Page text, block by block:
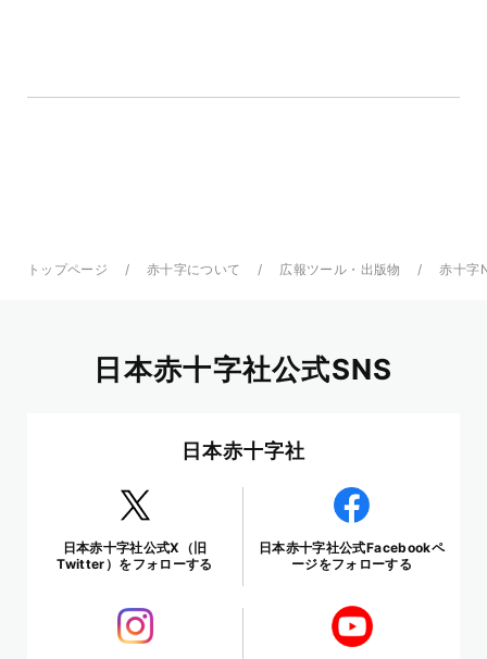
トップページ 赤十字について 広報ツール・出版物 赤十字
日本赤十字社公式SNS
日本赤十字社
日本赤十字社公式X（旧
Twitter）をフォローする
日本赤十字社公式Facebookペ
ージをフォローする